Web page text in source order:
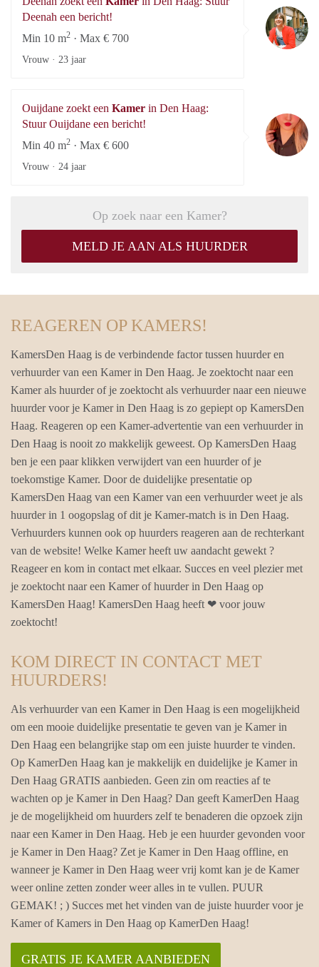
Deenah een bericht!
Min 10 m2 · Max € 700
Vrouw · 23 jaar
Ouijdane zoekt een Kamer in Den Haag:
Stuur Ouijdane een bericht!
Min 40 m2 · Max € 600
Vrouw · 24 jaar
Op zoek naar een Kamer?
MELD JE AAN ALS HUURDER
REAGEREN OP KAMERS!
KamersDen Haag is de verbindende factor tussen huurder en
verhuurder van een Kamer in Den Haag. Je zoektocht naar een
Kamer als huurder of je zoektocht als verhuurder naar een nieuwe
huurder voor je Kamer in Den Haag is zo gepiept op KamersDen
Haag. Reageren op een Kamer-advertentie van een verhuurder in
Den Haag is nooit zo makkelijk geweest. Op KamersDen Haag
ben je een paar klikken verwijdert van een huurder of je
toekomstige Kamer. Door de duidelijke presentatie op
KamersDen Haag van een Kamer van een verhuurder weet je als
huurder in 1 oogopslag of dit je Kamer-match is in Den Haag.
Verhuurders kunnen ook op huurders reageren aan de rechterkant
van de website! Welke Kamer heeft uw aandacht gewekt ?
Reageer en kom in contact met elkaar. Succes en veel plezier met
je zoektocht naar een Kamer of huurder in Den Haag op
KamersDen Haag! KamersDen Haag heeft ❤ voor jouw
zoektocht!
KOM DIRECT IN CONTACT MET
HUURDERS!
Als verhuurder van een Kamer in Den Haag is een mogelijkheid
om een mooie duidelijke presentatie te geven van je Kamer in
Den Haag een belangrijke stap om een juiste huurder te vinden.
Op KamerDen Haag kan je makkelijk en duidelijke je Kamer in
Den Haag GRATIS aanbieden. Geen zin om reacties af te
wachten op je Kamer in Den Haag? Dan geeft KamerDen Haag
je de mogelijkheid om huurders zelf te benaderen die opzoek zijn
naar een Kamer in Den Haag. Heb je een huurder gevonden voor
je Kamer in Den Haag? Zet je Kamer in Den Haag offline, en
wanneer je Kamer in Den Haag weer vrij komt kan je de Kamer
weer online zetten zonder weer alles in te vullen. PUUR
GEMAK! ; ) Succes met het vinden van de juiste huurder voor je
Kamer of Kamers in Den Haag op KamerDen Haag!
GRATIS JE KAMER AANBIEDEN